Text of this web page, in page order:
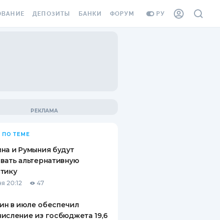
РУ
ВИНЬЕТКА
СОТРУДНИКОВ
ОТ
СЛУЧАЕВ
ДЕПОЗИТЫ
ВОПРОСЫ И ОТВЕТЫ
СБЕРЕЖЕНИЯМ
БАНКИ ФОРУМ
ПО ТЕМЕ
и Румыния будут
альтернативную
20:12 47
в июле обеспечил
из госбюджета 19,6